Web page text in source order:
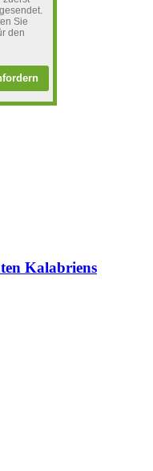
Sie
den
Kalabriens